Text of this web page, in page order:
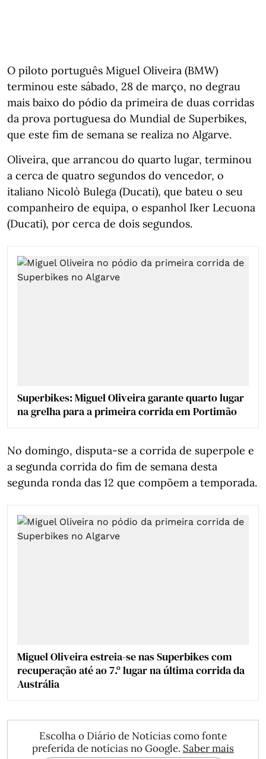
O piloto português Miguel Oliveira (BMW)
terminou este sábado, 28 de março, no degrau
mais baixo do pódio da primeira de duas corridas
da prova portuguesa do Mundial de Superbikes,
que este fim de semana se realiza no Algarve.
Oliveira, que arrancou do quarto lugar, terminou
a cerca de quatro segundos do vencedor, o
italiano Nicolò Bulega (Ducati), que bateu o seu
companheiro de equipa, o espanhol Iker Lecuona
(Ducati), por cerca de dois segundos.
Superbikes: Miguel Oliveira garante quarto lugar
na grelha para a primeira corrida em Portimão
No domingo, disputa-se a corrida de superpole e
a segunda corrida do fim de semana desta
segunda ronda das 12 que compõem a temporada.
Miguel Oliveira estreia-se nas Superbikes com
recuperação até ao 7.º lugar na última corrida da
Austrália
Escolha o Diário de Notícias como fonte
preferida de notícias no Google. Saber mais